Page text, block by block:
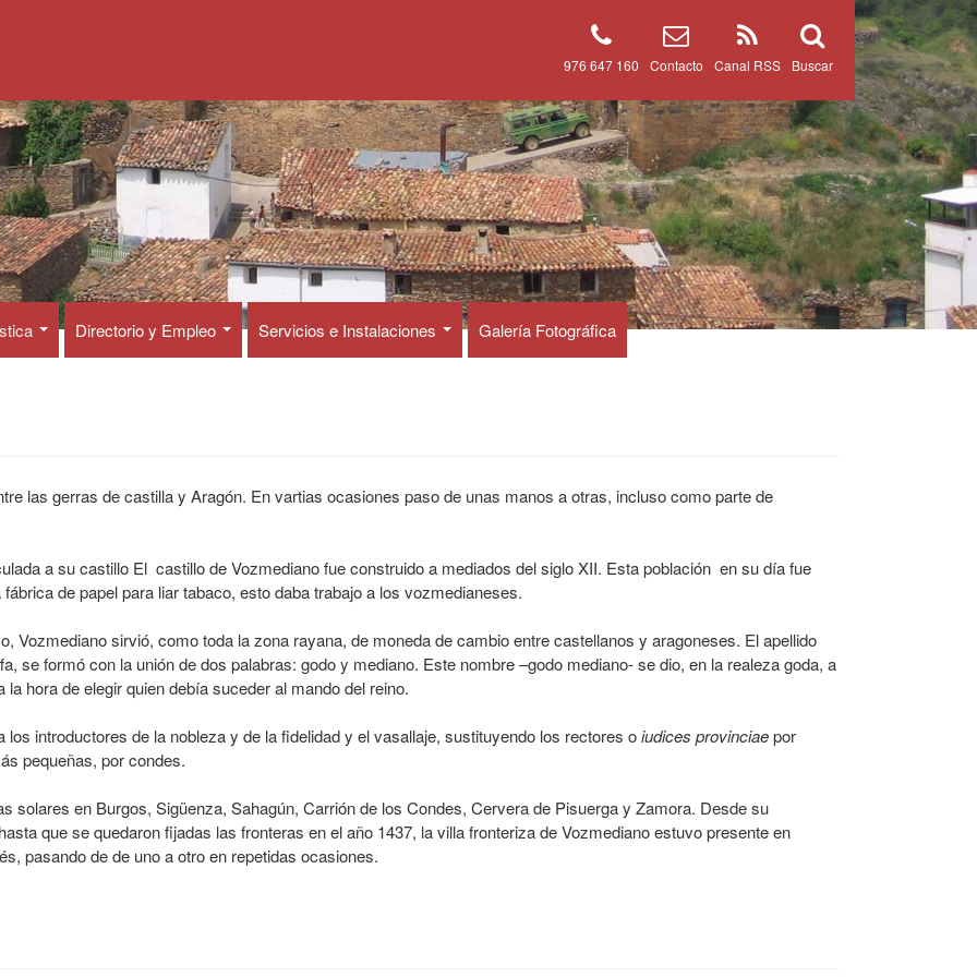
Buscar
Canal RSS
Contacto
976 647 160
Directorio y Empleo Servicios e Instalaciones Galería Fotográfica
las gerras de castilla y Aragón. En vartias ocasiones paso de unas manos a otras, incluso como parte de
a su castillo El castillo de Vozmediano fue construido a mediados del siglo XII. Esta población en su día fue
de papel para liar tabaco, esto daba trabajo a los vozmedianeses.
Vozmediano sirvió, como toda la zona rayana, de moneda de cambio entre castellanos y aragoneses. El apellido
se formó con la unión de dos palabras: godo y mediano. Este nombre –godo mediano- se dio, en la realeza goda, a
hora de elegir quien debía suceder al mando del reino.
introductores de la nobleza y de la fidelidad y el vasallaje, sustituyendo los rectores oiudices provinciaepor
pequeñas, por condes.
solares en Burgos, Sigüenza, Sahagún, Carrión de los Condes, Cervera de Pisuerga y Zamora. Desde su
que se quedaron fijadas las fronteras en el año 1437, la villa fronteriza de Vozmediano estuvo presente en
pasando de de uno a otro en repetidas ocasiones.